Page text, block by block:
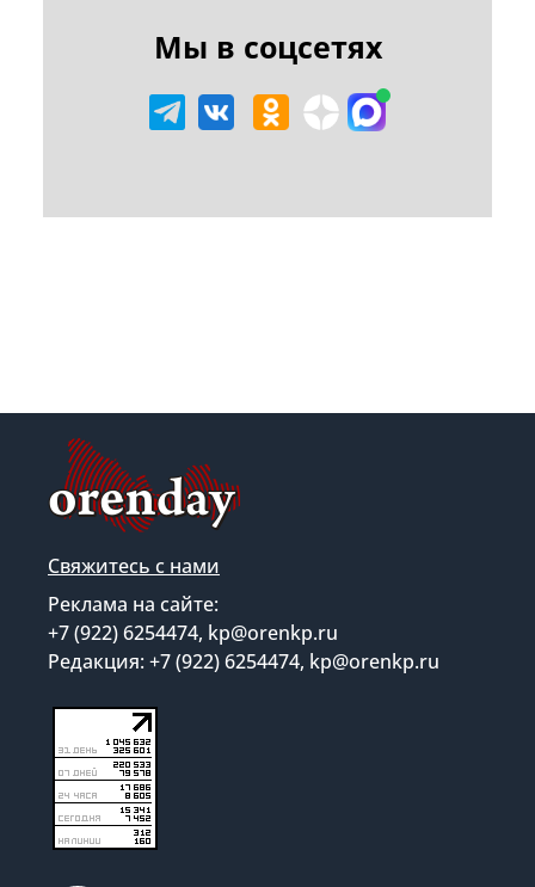
Мы в соцсетях
Свяжитесь с нами
Реклама на сайте:
+7 (922) 6254474, kp@orenkp.ru
Редакция: +7 (922) 6254474, kp@orenkp.ru